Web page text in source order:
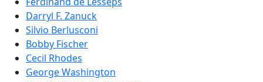
Darryl F. Zanuck
Silvio Berlusconi
Bobby Fischer
Cecil Rhodes
George Washington